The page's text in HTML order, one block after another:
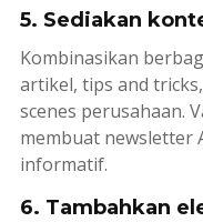
5. Sediakan
Kombinasikan
artikel, tips and tricks,
scenes perusahaan.
membuat newsletter
informatif.
6. Tambahkan